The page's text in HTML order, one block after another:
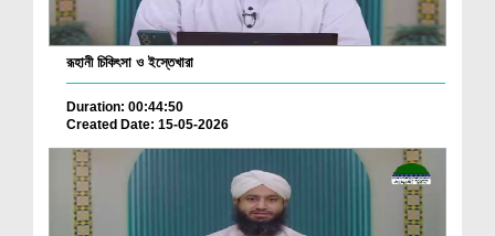
রূহানী চিকিৎসা ও ইস্তেখারা
Duration: 00:44:50
Created Date: 15-05-2026